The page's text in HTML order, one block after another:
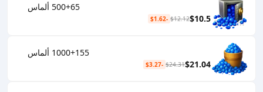
500+65 ألماس
$10.5
$12.12
-$1.62
1000+155 ألماس
$21.04
$24.31
-$3.27